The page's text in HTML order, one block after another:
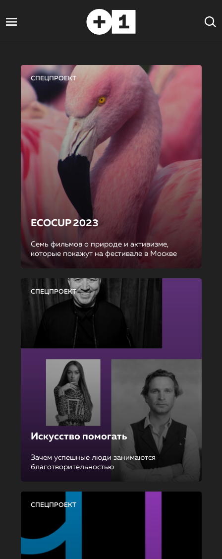
СПЕЦПРОЕКТ
ECOCUP 2023
Семь фильмов о природе и активизме,
которые покажут на фестивале в Москве
СПЕЦПРОЕКТ
Искусство помогать
Зачем успешные люди занимаются
благотворительностью
СПЕЦПРОЕКТ